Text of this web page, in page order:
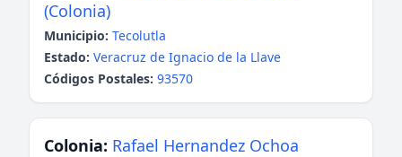
(Colonia)
Municipio: Tecolutla
Estado: Veracruz de Ignacio de la Llave
Códigos Postales: 93570
Colonia: Rafael Hernandez Ochoa